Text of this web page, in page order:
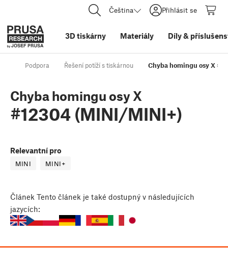
Čeština Přihlásit se
3D tiskárny Materiály Díly&
Podpora Řešení potíží s tiskárnou Chyba homingu osy X
Chyba homingu osy X
#12304 (MINI/MINI+)
Relevantní pro
MINI MINI+
Článek Tento článek je také dostupný v následujících
jazycích: